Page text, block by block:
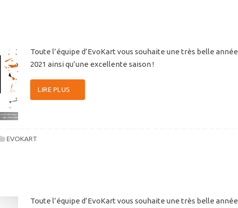
Toute l’équipe d’EvoKart vous souhaite une très belle année
2021 ainsi qu’une excellente saison !
LIRE PLUS
EVOKART
Toute l’équipe d’EvoKart vous souhaite une très belle année